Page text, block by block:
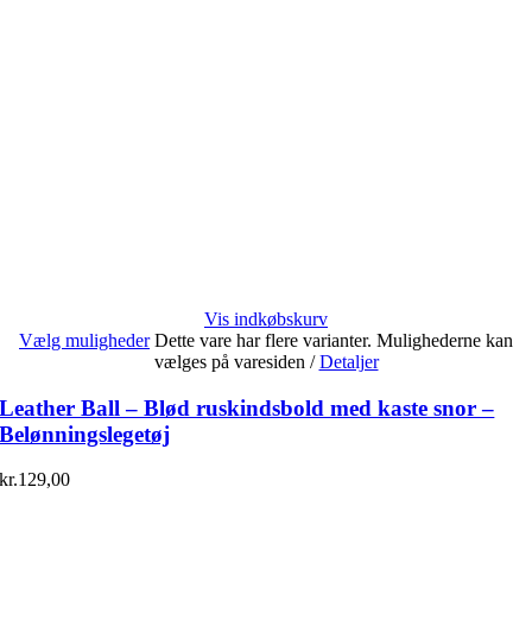
Vis indkøbskurv
Vælg muligheder Dette vare har flere varianter. Mulighederne kan
vælges på varesiden / Detaljer
Leather Ball – Blød ruskindsbold med kaste snor –
Belønningslegetøj
kr.129,00